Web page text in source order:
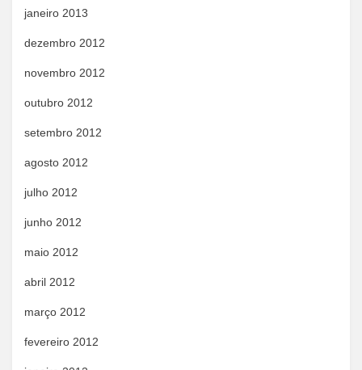
janeiro 2013
dezembro 2012
novembro 2012
outubro 2012
setembro 2012
agosto 2012
julho 2012
junho 2012
maio 2012
abril 2012
março 2012
fevereiro 2012